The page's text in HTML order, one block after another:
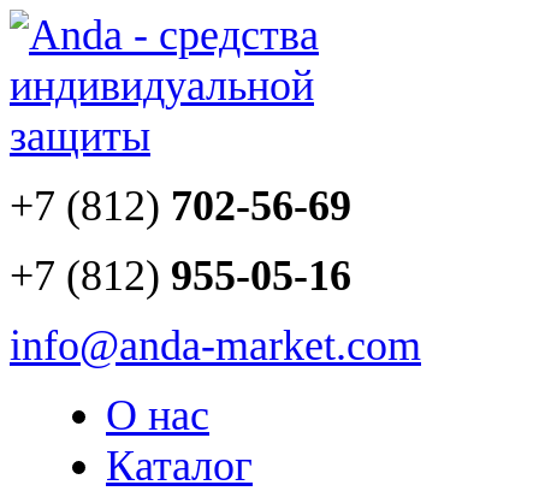
+7 (812) 702-56-69
+7 (812) 955-05-16
info@anda-market.com
О нас
Каталог